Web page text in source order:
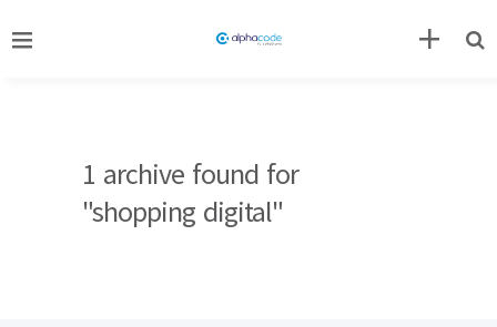
1 archive found for
"shopping digital"